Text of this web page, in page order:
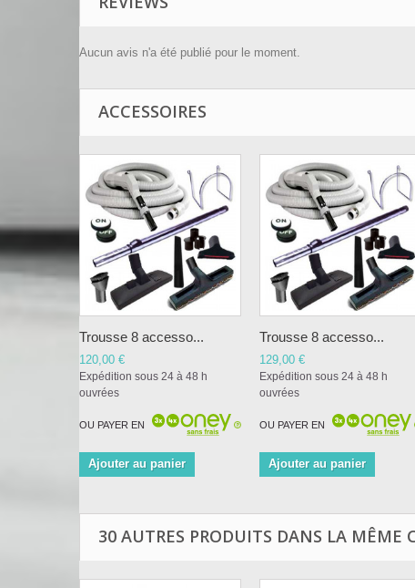
Aucun avis n'a été publié pour le moment.
ACCESSOIRES
Trousse 8 accesso...
120,00 €
Expédition sous 24 à 48 h
ouvrées
OU PAYER EN
Ajouter au panier
Trousse 8 accesso...
129,00 €
Expédition sous 24 à 48 h
ouvrées
OU PAYER EN
Ajouter au panier
30 AUTRES PRODUITS DANS LA MÊME